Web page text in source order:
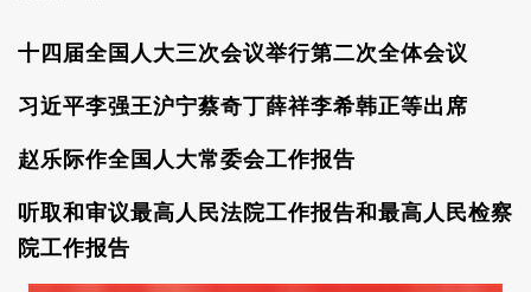
十四届全国人大三次会议举行第二次全体会议
习近平李强王沪宁蔡奇丁薛祥李希韩正等出席
赵乐际作全国人大常委会工作报告
听取和审议最高人民法院工作报告和最高人民检察
院工作报告